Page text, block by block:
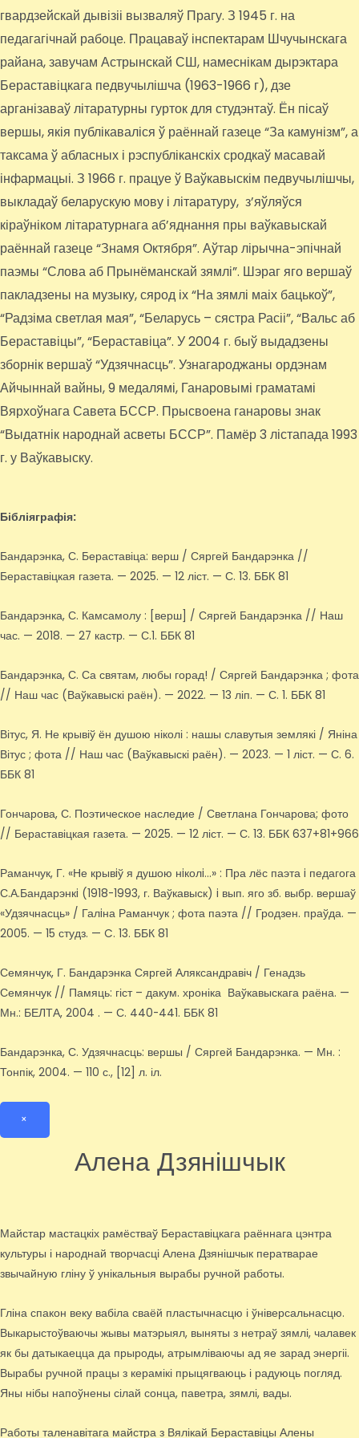
гвардзейскай дывізіі вызваляў Прагу. З 1945 г. на
педагагічнай рабоце. Працаваў інспектарам Шчучынскага
райана, завучам Астрынскай СШ, намеснікам дырэктара
Бераставіцкага педвучылішча (1963-1966 г), дзе
арганізаваў літаратурны гурток для студэнтаў. Ён пісаў
вершы, якія публікаваліся ў раённай газеце “За камунізм”, а
таксама ў абласных і рэспубліканскіх сродкаў масавай
інфармацыі. З 1966 г. працуе ў Ваўкавыскім педвучылішчы,
выкладаў беларускую мову і літаратуру, з’яўляўся
кіраўніком літаратурнага аб’яднання пры ваўкавыскай
раённай газеце “Знамя Октября”. Аўтар лірычна-эпічнай
паэмы “Слова аб Прынёманскай зямлі”. Шэраг яго вершаў
пакладзены на музыку, сярод іх “На зямлі маіх бацькоў”,
“Радзіма светлая мая”, “Беларусь – сястра Расіі”, “Вальс аб
Бераставіцы”, “Бераставіца”. У 2004 г. быў выдадзены
зборнік вершаў “Удзячнасць”. Узнагароджаны ордэнам
Айчыннай вайны, 9 медалямі, Ганаровымі граматамі
Вярхоўнага Савета БССР. Прысвоена ганаровы знак
“Выдатнік народнай асветы БССР”. Памёр 3 лістапада 1993
г. у Ваўкавыску.
Бібліяграфія:
Бандарэнка, С. Бераставіца: верш / Сяргей Бандарэнка //
Бераставіцкая газета. — 2025. — 12 ліст. — С. 13. ББК 81
Бандарэнка, С. Камсамолу : [верш] / Сяргей Бандарэнка // Наш
час. — 2018. — 27 кастр. — С.1. ББК 81
Бандарэнка, С. Са святам, любы горад! / Сяргей Бандарэнка ; фота
// Наш час (Ваўкавыскі раён). — 2022. — 13 ліп. — С. 1. ББК 81
Вітус, Я. Не крывіў ён душою ніколі : нашы славутыя землякі / Яніна
Вітус ; фота // Наш час (Ваўкавыскі раён). — 2023. — 1 ліст. — С. 6.
ББК 81
Гончарова, С. Поэтическое наследие / Светлана Гончарова; фото
// Бераставіцкая газета. — 2025. — 12 ліст. — С. 13. ББК 637+81+966
Раманчук, Г. «Не крывiў я душою нiколi…» : Пра лёс паэта i педагога
С.А.Бандарэнкi (1918-1993, г. Ваўкавыск) i вып. яго зб. выбр. вершаў
«Удзячнасць» / Галiна Раманчук ; фота паэта // Гродзен. праўда. —
2005. — 15 студз. — C. 13. ББК 81
Семянчук, Г. Бандарэнка Сяргей Аляксандравіч / Генадзь
Семянчук // Памяць: гіст – дакум. хроніка Ваўкавыскага раёна. —
Мн.: БЕЛТА, 2004 . — С. 440-441. ББК 81
Бандарэнка, С. Удзячнасць: вершы / Сяргей Бандарэнка. — Мн. :
Тонпік, 2004. — 110 с., [12] л. іл.
×
Алена Дзянішчык
Майстар мастацкіх рамёстваў Бераставіцкага раённага цэнтра
культуры і народнай творчасці Алена Дзянішчык ператварае
звычайную гліну ў унікальныя вырабы ручной работы.
Гліна спакон веку вабіла сваёй пластычнасцю і ўніверсальнасцю.
Выкарыстоўваючы жывы матэрыял, выняты з нетраў зямлі, чалавек
як бы датыкаецца да прыроды, атрымліваючы ад яе зарад энергіі.
Вырабы ручной працы з керамікі прыцягваюць і радуюць погляд.
Яны нібы напоўнены сілай сонца, паветра, зямлі, вады.
Работы таленавітага майстра з Вялікай Бераставіцы Алены